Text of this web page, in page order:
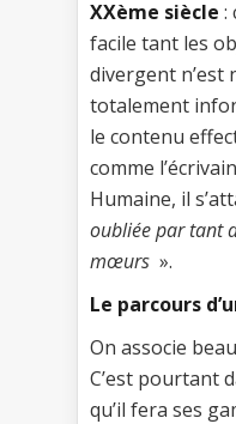
XXème siècle :
facile tant les
divergent n’est
totalement
le contenu
comme
Humaine, il
oubliée par tant
mœurs ».
Le parcours
On associe
C’est pourtant
qu’il fera ses